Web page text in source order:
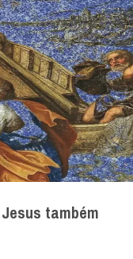
também